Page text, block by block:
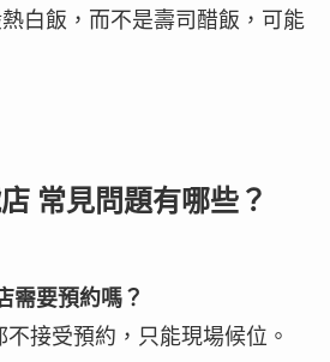
白飯，而不是壽司醋飯，可能
常見問題有哪些？
需要預約嗎？
接受預約，只能現場候位。